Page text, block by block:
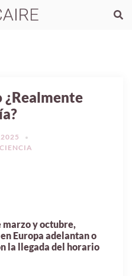
¿Realmente
marzo y octubre,
Europa adelantan o
la llegada del horario